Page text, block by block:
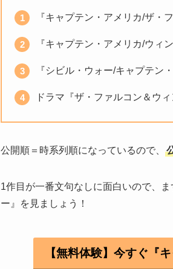
『キャプテン・アメリカ/ザ・
『キャプテン・アメリカ/ウィ
『シビル・ウォー/キャプテン
ドラマ『ザ・ファルコン＆ウ
公開順＝時系列順になっているので、
1作目が一番文句なしに面白いので、
ー』を見ましょう！
【無料体験】今すぐ『